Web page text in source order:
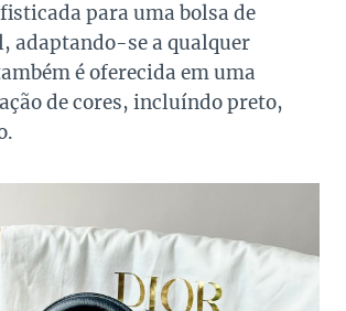
para uma bolsa de
adaptando-se a qualquer
é oferecida em uma
de cores, incluíndo preto,